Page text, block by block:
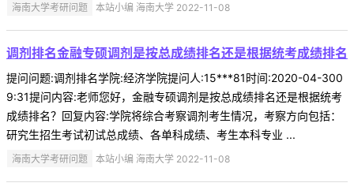
海南大学考研问题 本站小编 海南大学 2022-11-08
调剂排名金融专硕调剂是按总成绩排名还是根据统考成绩排名
提问问题:调剂排名学院:经济学院提问人:15***81时间:2020-04-300
9:31提问内容:老师您好，金融专硕调剂是按总成绩排名还是根据统考
成绩排名？回复内容:学院将综合考察调剂考生情况，考察方向包括：
研究生招生考试初试总成绩、各单科成绩、考生本科专业 ...
海南大学考研问题 本站小编 海南大学 2022-11-08